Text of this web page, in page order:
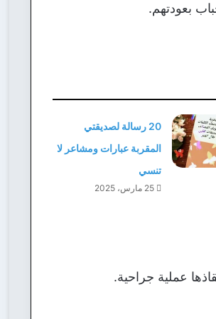
بعودتهم.
20 رسالة لصديقتي
المقربة عبارات ومشاعر لا
تنسي
25 مارس، 2025
عملية جراحية.